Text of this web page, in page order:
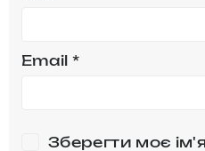
Email*
Зберегти моє